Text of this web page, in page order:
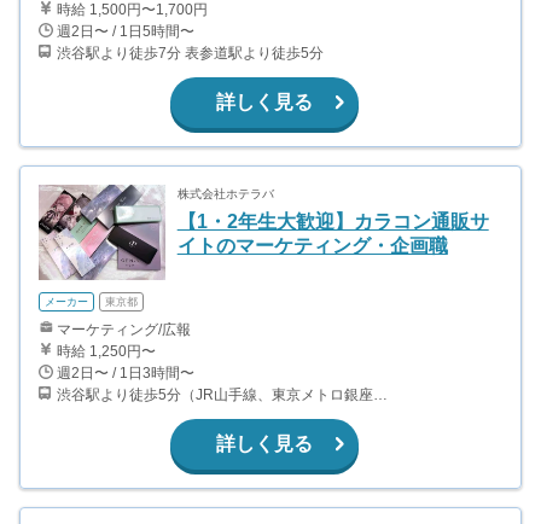
時給 1,500円〜1,700円
週2日〜 / 1日5時間〜
渋谷駅より徒歩7分 表参道駅より徒歩5分
詳しく見る
株式会社ホテラバ
【1・2年生大歓迎】カラコン通販サ
イトのマーケティング・企画職
メーカー 東京都
マーケティング/広報
時給 1,250円〜
週2日〜 / 1日3時間〜
渋谷駅より徒歩5分（JR山手線、東京メトロ銀座・半蔵門・副都心線）
詳しく見る